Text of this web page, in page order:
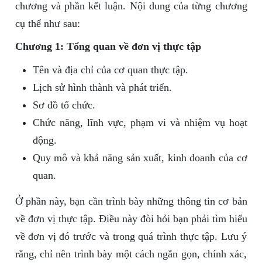
chương và phần kết luận. Nội dung của từng chương
cụ thể như sau:
Chương 1: Tổng quan về đơn vị thực tập
Tên và địa chỉ của cơ quan thực tập.
Lịch sử hình thành và phát triển.
Sơ đồ tổ chức.
Chức năng, lĩnh vực, phạm vi và nhiệm vụ hoạt
động.
Quy mô và khả năng sản xuất, kinh doanh của cơ
quan.
Ở phần này, bạn cần trình bày những thông tin cơ bản
về đơn vị thực tập. Điều này đòi hỏi bạn phải tìm hiểu
về đơn vị đó trước và trong quá trình thực tập. Lưu ý
rằng, chỉ nên trình bày một cách ngắn gọn, chính xác,